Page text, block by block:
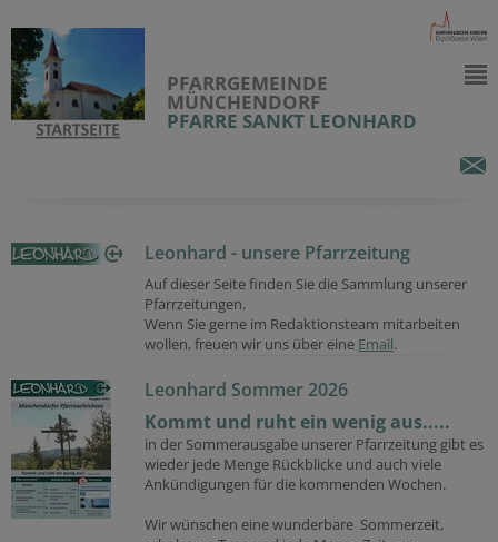
PFARRGEMEINDE
MÜNCHENDORF
PFARRE SANKT LEONHARD
Leonhard - unsere Pfarrzeitung
Auf dieser Seite finden Sie die Sammlung unserer
Pfarrzeitungen.
Wenn Sie gerne im Redaktionsteam mitarbeiten
wollen, freuen wir uns über eine Email.
Leonhard Sommer 2026
Kommt und ruht ein wenig aus.....
in der Sommerausgabe unserer Pfarrzeitung gibt es
wieder jede Menge Rückblicke und auch viele
Ankündigungen für die kommenden Wochen.
Wir wünschen eine wunderbare Sommerzeit,